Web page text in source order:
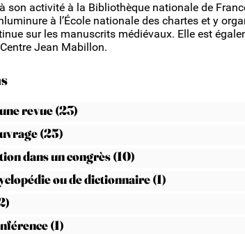
son activité à la Bibliothèque nationale de
à l’École nationale des chartes et y
sur les manuscrits médiévaux. Elle est
Jean Mabillon.
revue (23)
(25)
dans un congrès (10)
ou de dictionnaire (1)
(1)